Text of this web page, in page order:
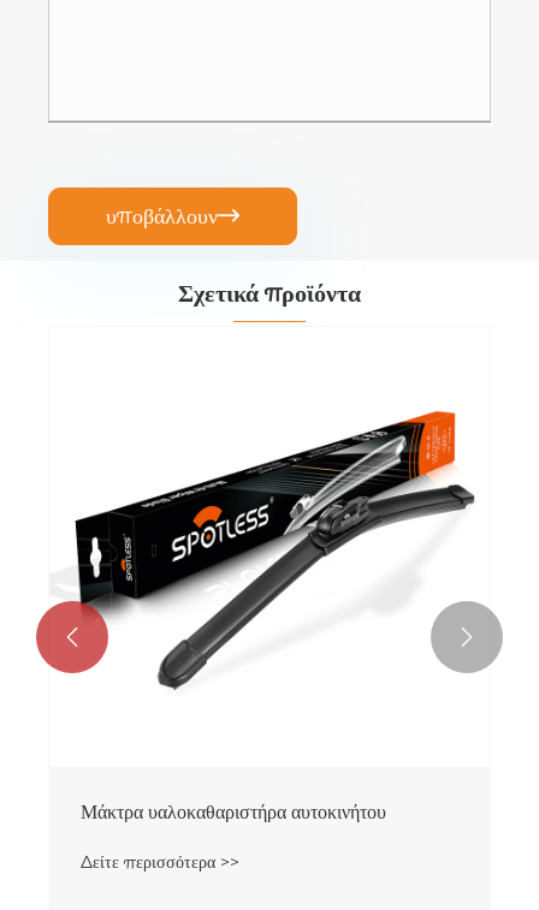
υποβάλλουν
Σχετικά προϊόντα
Μάκτρα υαλοκαθαριστήρα αυτοκινήτου
Δείτε περισσότερα >>
 